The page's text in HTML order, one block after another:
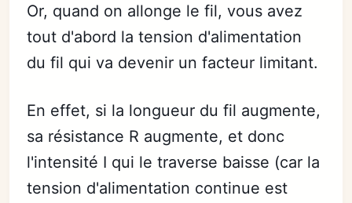
Or, quand on allonge le fil, vous avez
tout d'abord la tension d'alimentation
du fil qui va devenir un facteur limitant.
En effet, si la longueur du fil augmente,
sa résistance R augmente, et donc
l'intensité I qui le traverse baisse (car la
tension d'alimentation continue est